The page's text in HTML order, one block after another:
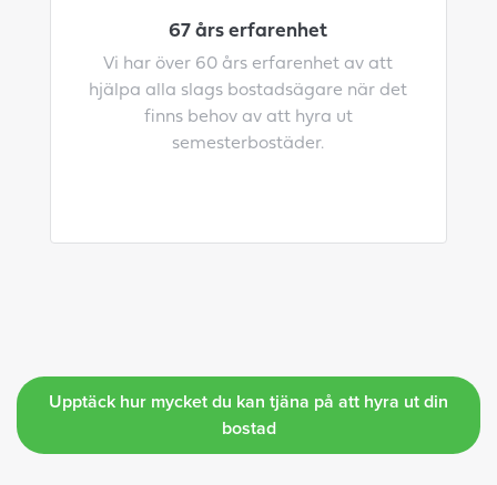
67 års erfarenhet
Vi har över 60 års erfarenhet av att
hjälpa alla slags bostadsägare när det
finns behov av att hyra ut
semesterbostäder.
Upptäck hur mycket du kan tjäna på att hyra ut din
bostad